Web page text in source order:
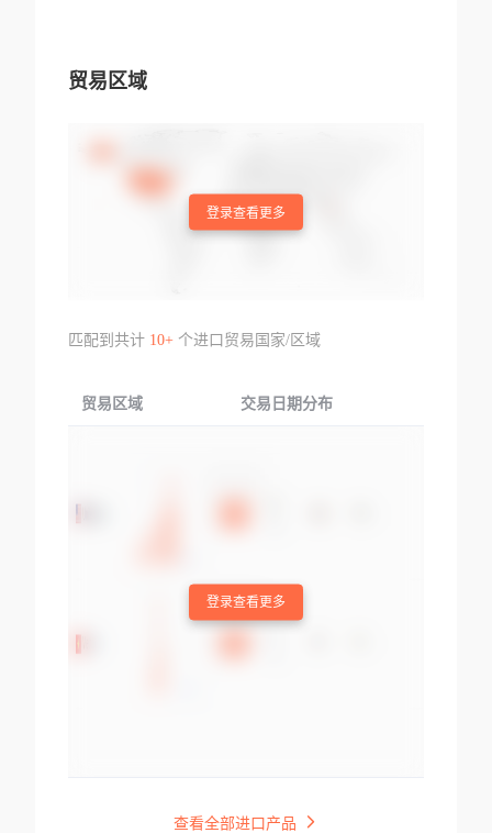
贸易区域
登录查看更多
匹配到共计 10+个进口贸易国家/区域
贸易区域 交易日期分布
登录查看更多
查看全部进口产品